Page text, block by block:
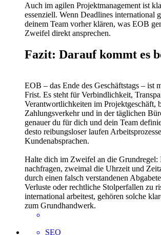
Auch im agilen Projektmanagement ist
essenziell. Wenn Deadlines international
deinem Team vorher klären, was EOB
Zweifel direkt ansprechen.
Fazit: Darauf kommt es
EOB – das Ende des Geschäftstags – ist
Frist. Es steht für Verbindlichkeit,
Verantwortlichkeiten im Projektgeschäft,
Zahlungsverkehr und in der täglichen
genauer du für dich und dein Team
desto reibungsloser laufen
Kundenabsprachen.
Halte dich im Zweifel an die Grundregel:
nachfragen, zweimal die Uhrzeit und
durch einen falsch verstandenen
Verluste oder rechtliche Stolperfallen zu
international arbeitest, gehören solche
zum Grundhandwerk.
SEO